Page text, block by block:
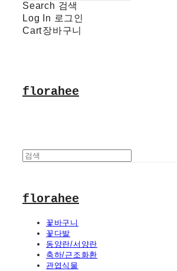
Search 검색
Log In 로그인
Cart장바구니
florahee
florahee
꽃바구니
꽃다발
동양란/서양란
축하/근조화환
관엽식물